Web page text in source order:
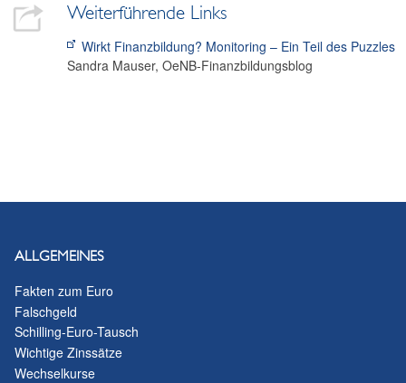
Weiterführende Links
Wirkt Finanzbildung? Monitoring – Ein Teil des Puzzles
Sandra Mauser, OeNB-Finanzbildungsblog
ALLGEMEINES
Fakten zum Euro
Falschgeld
Schilling-Euro-Tausch
Wichtige Zinssätze
Wechselkurse